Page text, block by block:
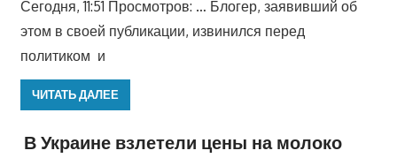
Сегодня, 11:51 Просмотров: … Блогер, заявивший об
этом в своей публикации, извинился перед
политиком и
ЧИТАТЬ ДАЛЕЕ
В Украине взлетели цены на молоко